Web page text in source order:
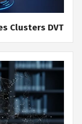
Clusters DVT